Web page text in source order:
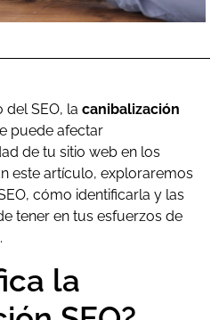
SEO, la canibalización
puede afectar
de tu sitio web en los
este artículo, exploraremos
cómo identificarla y las
tener en tus esfuerzos de
la